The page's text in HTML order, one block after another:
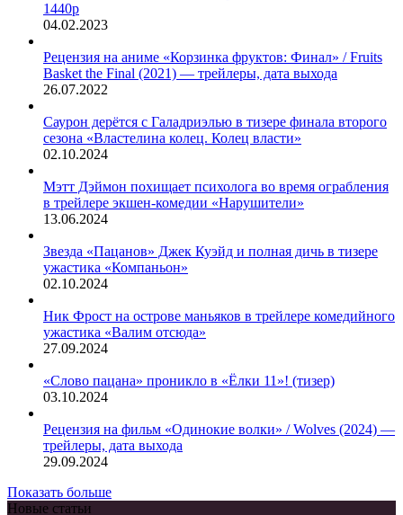
1440p
04.02.2023
Рецензия на аниме «Корзинка фруктов: Финал» / Fruits
Basket the Final (2021) — трейлеры, дата выхода
26.07.2022
Саурон дерётся с Галадриэлью в тизере финала второго
сезона «Властелина колец. Колец власти»
02.10.2024
Мэтт Дэймон похищает психолога во время ограбления
в трейлере экшен-комедии «Нарушители»
13.06.2024
Звезда «Пацанов» Джек Куэйд и полная дичь в тизере
ужастика «Компаньон»
02.10.2024
Ник Фрост на острове маньяков в трейлере комедийного
ужастика «Валим отсюда»
27.09.2024
«Слово пацана» проникло в «Ёлки 11»! (тизер)
03.10.2024
Рецензия на фильм «Одинокие волки» / Wolves (2024) —
трейлеры, дата выхода
29.09.2024
Показать больше
Новые статьи